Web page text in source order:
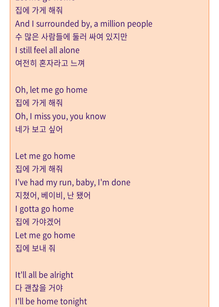
집에 가게 해줘
And I surrounded by, a million people
수 많은 사람들에 둘러 싸여 있지만
I still feel all alone
여전히 혼자라고 느껴
Oh, let me go home
집에 가게 해줘
Oh, I miss you, you know
네가 보고 싶어
Let me go home
집에 가게 해줘
I've had my run, baby, I'm done
지쳤어, 베이비, 난 됐어
I gotta go home
집에 가야겠어
Let me go home
집에 보내 줘
It'll all be alright
다 괜찮을 거야
I'll be home tonight